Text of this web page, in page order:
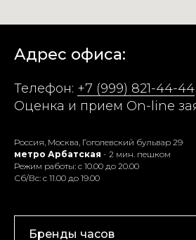
Адрес офиса:
Телефон: +7 (999) 821-44-44
Оценка и прием On-line
Россия, Москва, Гоголевский бульвар 29
метро Арбатская - 2 мин. пешком
Режим работы: с 10.00 до 20.00
Сб/Вс: с 11.00 до 19.00